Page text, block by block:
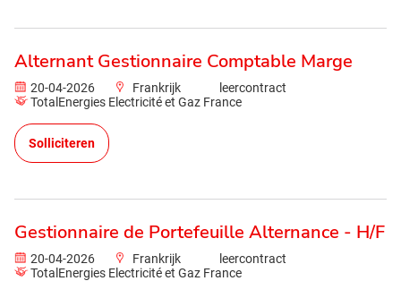
Alternant Gestionnaire Comptable Marge
20-04-2026 Frankrijk
leercontract
TotalEnergies Electricité et Gaz France
Solliciteren
Gestionnaire de Portefeuille Alternance - H/F
20-04-2026 Frankrijk
leercontract
TotalEnergies Electricité et Gaz France